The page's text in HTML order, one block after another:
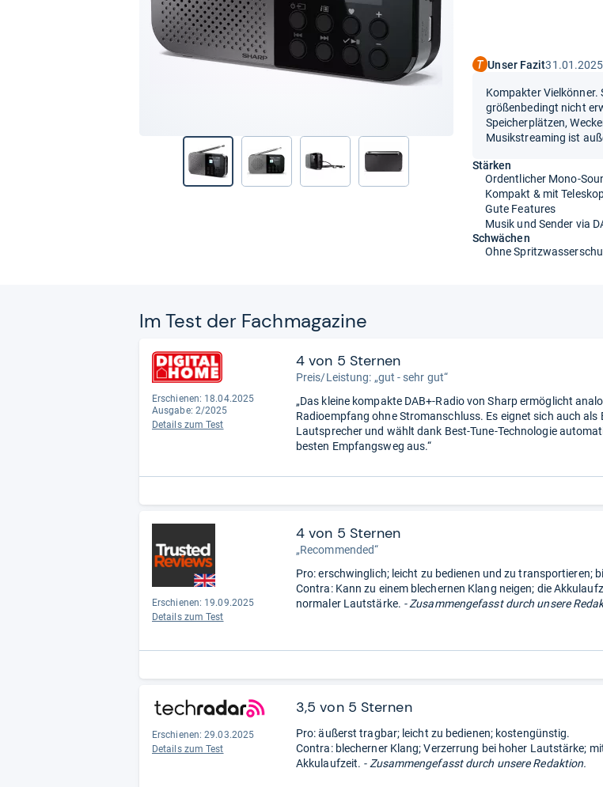
nächste
Unser Fazit31.01.2025
Kompakter Vielkönner.
größenbedingt nicht
Speicherplätzen,
Musikstreaming ist
Stärken
Ordentlicher Mono-
Kompakt & mit
Gute Features
Musik und Sender via
Schwächen
Ohne
Im Test der Fach­ma­ga­zine
Erschienen: 18.04.2025
Ausgabe: 2/2025
Details zum Test
4 von 5 Sternen
Preis/Leistung: „gut - sehr gut“
„Das kleine kompakte DAB+-Radio von Sharp ermöglicht
Radioempfang ohne Stromanschluss. Es eignet sich auch als
Lautsprecher und wählt dank Best-Tune-Technologie
besten Empfangsweg aus.“
Erschienen: 19.09.2025
Details zum Test
4 von 5 Sternen
„Recommended“
Pro: erschwinglich; leicht zu bedienen und zu transportieren;
Contra: Kann zu einem blechernen Klang neigen; die
normaler Lautstärke. - Zusammengefasst durch unsere
Erschienen: 29.03.2025
Details zum Test
3,5 von 5 Sternen
Pro: äußerst tragbar; leicht zu bedienen; kostengünstig.
Contra: blecherner Klang; Verzerrung bei hoher Lautstärke;
Akkulaufzeit. - Zusammengefasst durch unsere Redaktion.